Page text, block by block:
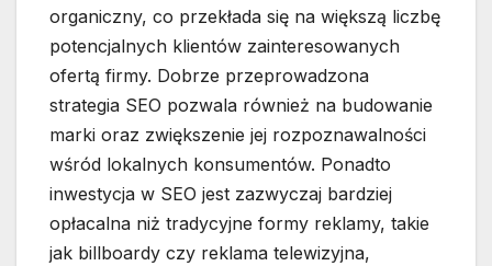
organiczny, co przekłada się na większą liczbę
potencjalnych klientów zainteresowanych
ofertą firmy. Dobrze przeprowadzona
strategia SEO pozwala również na budowanie
marki oraz zwiększenie jej rozpoznawalności
wśród lokalnych konsumentów. Ponadto
inwestycja w SEO jest zazwyczaj bardziej
opłacalna niż tradycyjne formy reklamy, takie
jak billboardy czy reklama telewizyjna,